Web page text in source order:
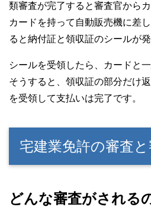
類審査が完了すると審査官から
カードを持って自動販売機に差
ると納付証と領収証のシールが発
シールを受領したら、カードと
そうすると、領収証の部分だけ
を受領して支払いは完了です。
宅建業免許の審査
どんな審査がされる